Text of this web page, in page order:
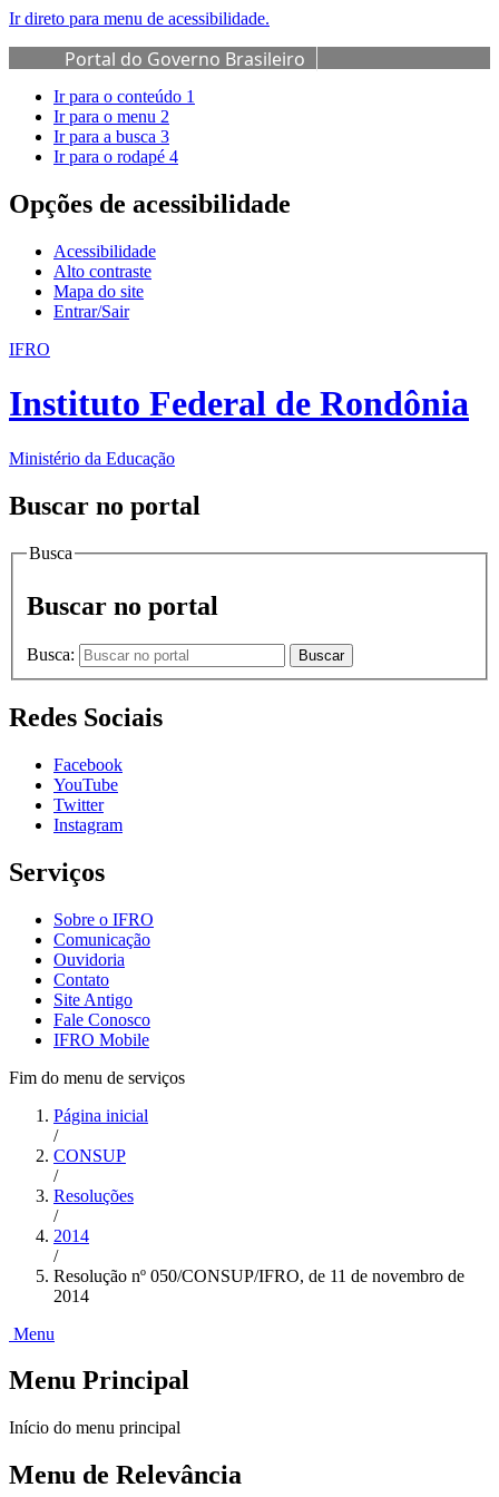
Ir direto para menu de acessibilidade.
Portal do Governo Brasileiro
Ir para o conteúdo 1
Ir para o menu 2
Ir para a busca 3
Ir para o rodapé 4
Opções de acessibilidade
Acessibilidade
Alto contraste
Mapa do site
Entrar/Sair
IFRO
Instituto Federal de Rondônia
Ministério da Educação
Buscar no portal
Busca
Buscar no portal
Busca: Buscar
Redes Sociais
Facebook
YouTube
Twitter
Instagram
Serviços
Sobre o IFRO
Comunicação
Ouvidoria
Contato
Site Antigo
Fale Conosco
IFRO Mobile
Fim do menu de serviços
Página inicial
/
CONSUP
/
Resoluções
/
2014
/
Resolução nº 050/CONSUP/IFRO, de 11 de novembro de
2014
Menu
Menu Principal
Início do menu principal
Menu de Relevância